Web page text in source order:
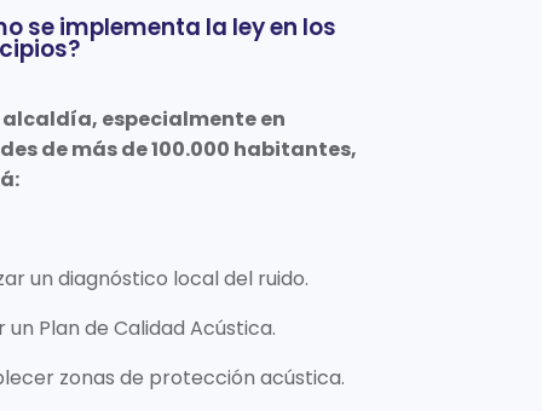
se implementa la ley en los
especialmente en
de más de 100.000 habitantes,
un diagnóstico local del ruido.
Plan de Calidad Acústica.
zonas de protección acústica.